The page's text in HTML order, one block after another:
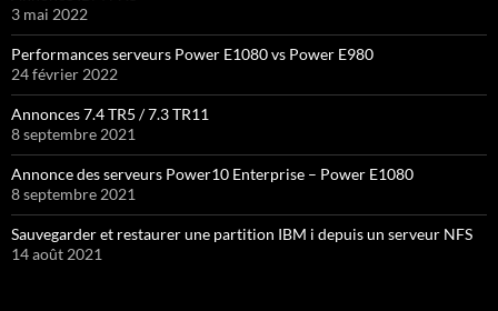
3 mai 2022
Performances serveurs Power E1080 vs Power E980
24 février 2022
Annonces 7.4 TR5 / 7.3 TR11
8 septembre 2021
Annonce des serveurs Power10 Enterprise – Power E1080
8 septembre 2021
Sauvegarder et restaurer une partition IBM i depuis un serveur NFS
14 août 2021